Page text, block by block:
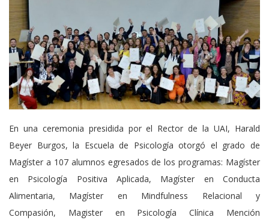
En una ceremonia presidida por el Rector de la UAI, Harald
Beyer Burgos, la Escuela de Psicología otorgó el grado de
Magíster a 107 alumnos egresados de los programas: Magíster
en Psicología Positiva Aplicada, Magíster en Conducta
Alimentaria, Magíster en Mindfulness Relacional y
Compasión, Magister en Psicología Clínica Mención